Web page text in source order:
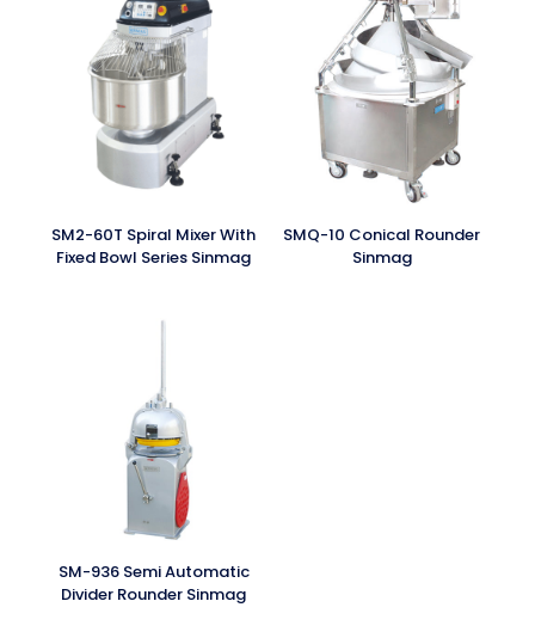
SM2-60T Spiral Mixer With
Fixed Bowl Series Sinmag
SMQ-10 Conical Rounder
Sinmag
SM-936 Semi Automatic
Divider Rounder Sinmag